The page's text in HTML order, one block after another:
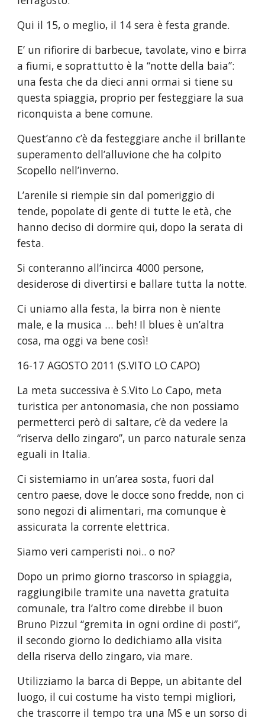
Qui il 15, o meglio, il 14 sera è festa grande.
E’ un rifiorire di barbecue, tavolate, vino e birra
a fiumi, e soprattutto è la “notte della baia”:
una festa che da dieci anni ormai si tiene su
questa spiaggia, proprio per festeggiare la sua
riconquista a bene comune.
Quest’anno c’è da festeggiare anche il brillante
superamento dell’alluvione che ha colpito
Scopello nell’inverno.
L’arenile si riempie sin dal pomeriggio di
tende, popolate di gente di tutte le età, che
hanno deciso di dormire qui, dopo la serata di
festa.
Si conteranno all’incirca 4000 persone,
desiderose di divertirsi e ballare tutta la notte.
Ci uniamo alla festa, la birra non è niente
male, e la musica … beh! Il blues è un’altra
cosa, ma oggi va bene così!
16-17 AGOSTO 2011 (S.VITO LO CAPO)
La meta successiva è S.Vito Lo Capo, meta
turistica per antonomasia, che non possiamo
permetterci però di saltare, c’è da vedere la
“riserva dello zingaro”, un parco naturale senza
eguali in Italia.
Ci sistemiamo in un’area sosta, fuori dal
centro paese, dove le docce sono fredde, non ci
sono negozi di alimentari, ma comunque è
assicurata la corrente elettrica.
Siamo veri camperisti noi.. o no?
Dopo un primo giorno trascorso in spiaggia,
raggiungibile tramite una navetta gratuita
comunale, tra l’altro come direbbe il buon
Bruno Pizzul “gremita in ogni ordine di posti”,
il secondo giorno lo dedichiamo alla visita
della riserva dello zingaro, via mare.
Utilizziamo la barca di Beppe, un abitante del
luogo, il cui costume ha visto tempi migliori,
che trascorre il tempo tra una MS e un sorso di